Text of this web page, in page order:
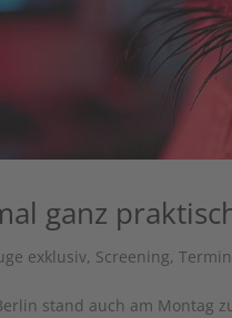
ganz
exklusiv, Screening,
stand auch am Montag